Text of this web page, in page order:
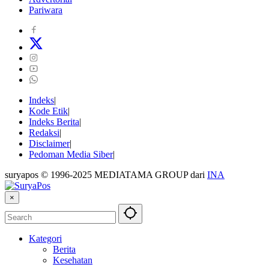
Pariwara
Indeks
Kode Etik
Indeks Berita
Redaksi
Disclaimer
Pedoman Media Siber
suryapos © 1996-2025 MEDIATAMA GROUP dari INA
×
Kategori
Berita
Kesehatan